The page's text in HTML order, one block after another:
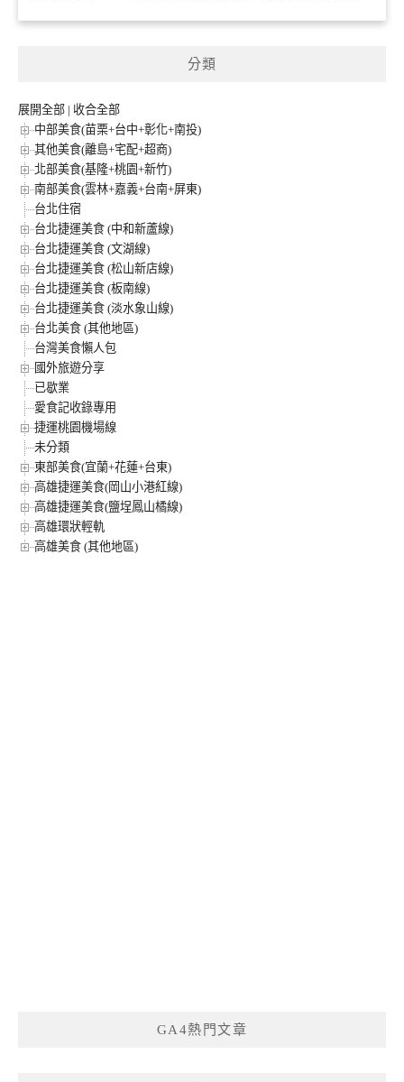
分類
展開全部 | 收合全部
中部美食(苗栗+台中+彰化+南投)
其他美食(離島+宅配+超商)
北部美食(基隆+桃園+新竹)
南部美食(雲林+嘉義+台南+屏東)
台北住宿
台北捷運美食 (中和新蘆線)
台北捷運美食 (文湖線)
台北捷運美食 (松山新店線)
台北捷運美食 (板南線)
台北捷運美食 (淡水象山線)
台北美食 (其他地區)
台灣美食懶人包
國外旅遊分享
已歇業
愛食記收錄專用
捷運桃園機場線
未分類
東部美食(宜蘭+花蓮+台東)
高雄捷運美食(岡山小港紅線)
高雄捷運美食(鹽埕鳳山橘線)
高雄環狀輕軌
高雄美食 (其他地區)
GA4熱門文章